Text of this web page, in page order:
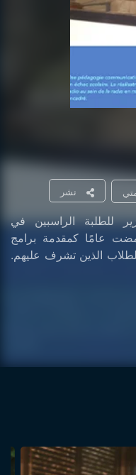
نشر
للطلبة الراسبين في
عامًا كمقدمة برامج
الذين تشرف عليهم.